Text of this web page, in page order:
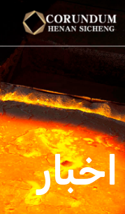
اخبار